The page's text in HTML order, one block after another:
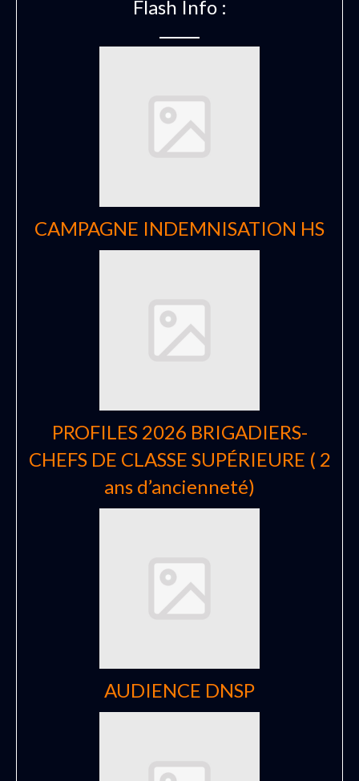
Flash Info :
CAMPAGNE INDEMNISATION HS
PROFILES 2026 BRIGADIERS-
CHEFS DE CLASSE SUPÉRIEURE ( 2
ans d’ancienneté)
AUDIENCE DNSP